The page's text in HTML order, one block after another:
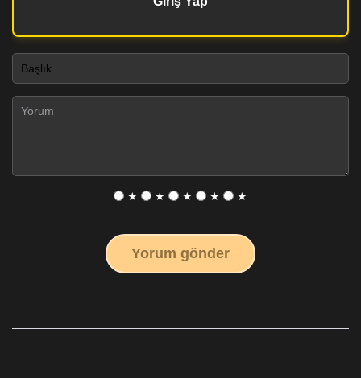
★ ★ ★ ★ ★
Yorum gönder